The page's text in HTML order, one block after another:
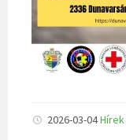
2026-03-04Hírek